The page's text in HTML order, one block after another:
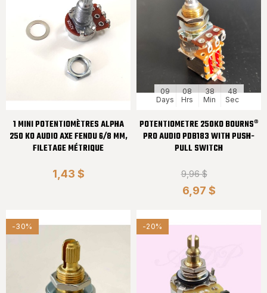
1 MINI POTENTIOMÈTRES ALPHA
250 KO AUDIO AXE FENDU 6/8 MM,
FILETAGE MÉTRIQUE
1,43 $
09
Days
08
Hrs
38
Min
48
Sec
POTENTIOMETRE 250KO BOURNS®
PRO AUDIO PDB183 WITH PUSH-
PULL SWITCH
9,96 $
6,97 $
-30% -20%